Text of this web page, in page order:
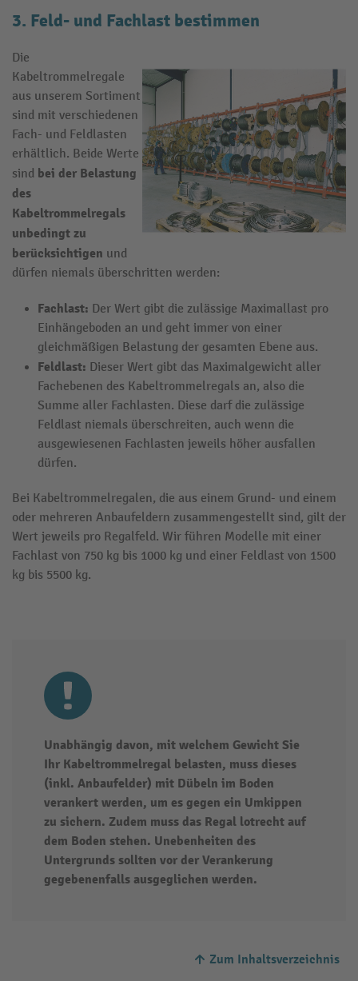
3. Feld- und Fachlast bestimmen
Die
Kabeltrommelregale
aus unserem Sortiment
sind mit verschiedenen
Fach- und Feldlasten
erhältlich. Beide Werte
sind bei der Belastung
des
Kabeltrommelregals
unbedingt zu
berücksichtigen und
dürfen niemals überschritten werden:
Fachlast: Der Wert gibt die zulässige Maximallast pro
Einhängeboden an und geht immer von einer
gleichmäßigen Belastung der gesamten Ebene aus.
Feldlast: Dieser Wert gibt das Maximalgewicht aller
Fachebenen des Kabeltrommelregals an, also die
Summe aller Fachlasten. Diese darf die zulässige
Feldlast niemals überschreiten, auch wenn die
ausgewiesenen Fachlasten jeweils höher ausfallen
dürfen.
Bei Kabeltrommelregalen, die aus einem Grund- und einem
oder mehreren Anbaufeldern zusammengestellt sind, gilt der
Wert jeweils pro Regalfeld. Wir führen Modelle mit einer
Fachlast von 750 kg bis 1000 kg und einer Feldlast von 1500
kg bis 5500 kg.
Unabhängig davon, mit welchem Gewicht Sie
Ihr Kabeltrommelregal belasten, muss dieses
(inkl. Anbaufelder) mit Dübeln im Boden
verankert werden, um es gegen ein Umkippen
zu sichern. Zudem muss das Regal lotrecht auf
dem Boden stehen. Unebenheiten des
Untergrunds sollten vor der Verankerung
gegebenenfalls ausgeglichen werden.
Zum Inhaltsverzeichnis